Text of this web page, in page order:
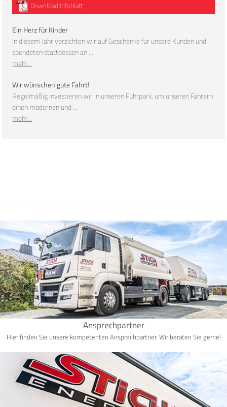
Download Infoblatt
Ein Herz für Kinder
In diesem Jahr verzichten wir auf Geschenke für unsere Kunden und
spendeten stattdessen an ...
mehr...
Wir wünschen gute Fahrt!
Regelmäßig investieren wir in unseren Fuhrpark, um unseren Fahrern
einen modernen und ...
mehr...
Ansprechpartner
Hier finden Sie unsere kompetenten Ansprechpartner. Wir beraten Sie gerne!